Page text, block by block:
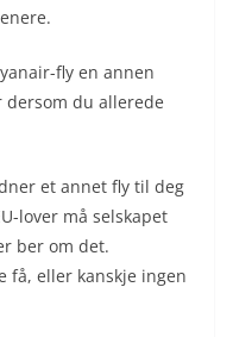
fly en annen
dersom du allerede
et annet fly til deg
lover må selskapet
ber om det.
få, eller kanskje ingen